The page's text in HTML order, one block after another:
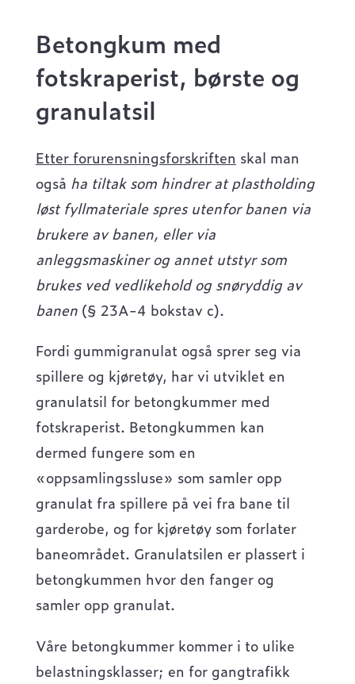
Betongkum med
fotskraperist, børste og
granulatsil
Etter forurensningsforskriften skal man
også ha tiltak som hindrer at plastholding
løst fyllmateriale spres utenfor banen via
brukere av banen, eller via
anleggsmaskiner og annet utstyr som
brukes ved vedlikehold og snøryddig av
banen (§ 23A-4 bokstav c).
Fordi gummigranulat også sprer seg via
spillere og kjøretøy, har vi utviklet en
granulatsil for betongkummer med
fotskraperist. Betongkummen kan
dermed fungere som en
«oppsamlingssluse» som samler opp
granulat fra spillere på vei fra bane til
garderobe, og for kjøretøy som forlater
baneområdet. Granulatsilen er plassert i
betongkummen hvor den fanger og
samler opp granulat.
Våre betongkummer kommer i to ulike
belastningsklasser; en for gangtrafikk